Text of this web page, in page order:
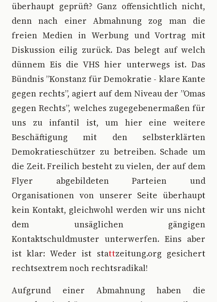
überhaupt geprüft? Ganz offensichtlich nicht,
denn nach einer Abmahnung zog man die
freien Medien in Werbung und Vortrag mit
Diskussion eilig zurück. Das belegt auf welch
dünnem Eis die VHS hier unterwegs ist. Das
Bündnis ”Konstanz für Demokratie - klare Kante
gegen rechts”, agiert auf dem Niveau der ”Omas
gegen Rechts”, welches zugegebenermaßen für
uns zu infantil ist, um hier eine weitere
Beschäftigung mit den selbsterklärten
Demokratieschützer zu betreiben. Schade um
die Zeit. Freilich besteht zu vielen, der auf dem
Flyer abgebildeten Parteien und
Organisationen von unserer Seite überhaupt
kein Kontakt, gleichwohl werden wir uns nicht
dem unsäglichen gängigen
Kontaktschuldmuster unterwerfen. Eins aber
ist klar: Weder ist stattzeitung.org gesichert
rechtsextrem noch rechtsradikal!
Aufgrund einer Abmahnung haben die